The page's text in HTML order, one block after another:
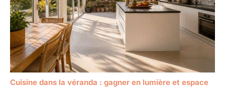
Cuisine dans la véranda : gagner en lumière et espace